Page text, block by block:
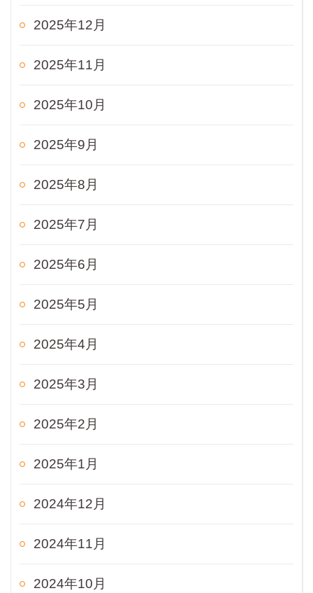
2025年12月
2025年11月
2025年10月
2025年9月
2025年8月
2025年7月
2025年6月
2025年5月
2025年4月
2025年3月
2025年2月
2025年1月
2024年12月
2024年11月
2024年10月